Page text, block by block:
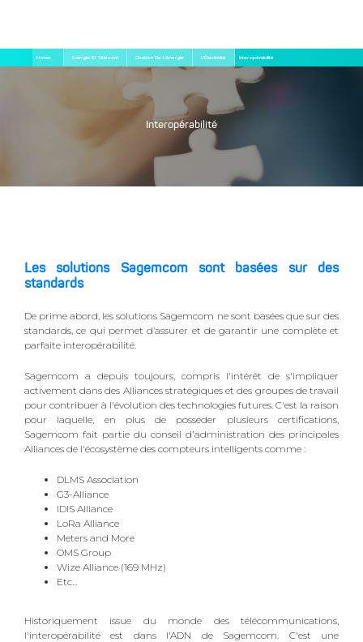
au
d'Ariane
Home Energie Et Télécom Gestion De L’énergie L’électricité Interopérabilité
Interopérabilité
Les solutions Sagemcom sont basées sur des
standards
De prime abord, les solutions Sagemcom ne sont basées que sur des
standards, ce qui permet d’assurer et de garantir une complète et
parfaite interopérabilité.
Sagemcom a depuis toujours, compris l'intérêt de s'impliquer
activement dans des Alliances stratégiques et des groupes de travail
pour contribuer à l'évolution des technologies futures. C'est la raison
pour laquelle, en plus de posséder plusieurs certifications,
Sagemcom fait partie du conseil d'administration des principales
Alliances de l'écosystème des compteurs intelligents comme :
DLMS Association
G3-Alliance
IDIS Alliance
LoRa Alliance
Meters and More
OMS Group
Wize Alliance (169 MHz)
Etc...
Historiquement issue du monde des télécommunications,
l'interopérabilité est dans l'ADN de Sagemcom. C'est une